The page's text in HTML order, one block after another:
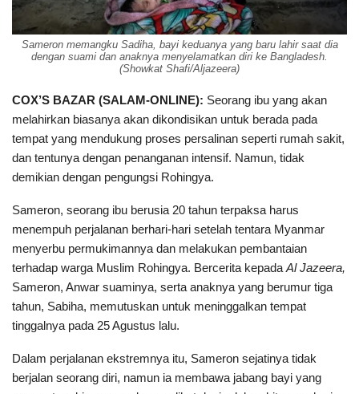
Sameron memangku Sadiha, bayi keduanya yang baru lahir saat dia
dengan suami dan anaknya menyelamatkan diri ke Bangladesh.
(Showkat Shafi/Aljazeera)
COX’S BAZAR (SALAM-ONLINE): Seorang ibu yang akan
melahirkan biasanya akan dikondisikan untuk berada pada
tempat yang mendukung proses persalinan seperti rumah sakit,
dan tentunya dengan penanganan intensif. Namun, tidak
demikian dengan pengungsi Rohingya.
Sameron, seorang ibu berusia 20 tahun terpaksa harus
menempuh perjalanan berhari-hari setelah tentara Myanmar
menyerbu permukimannya dan melakukan pembantaian
terhadap warga Muslim Rohingya. Bercerita kepada Al Jazeera,
Sameron, Anwar suaminya, serta anaknya yang berumur tiga
tahun, Sabiha, memutuskan untuk meninggalkan tempat
tinggalnya pada 25 Agustus lalu.
Dalam perjalanan ekstremnya itu, Sameron sejatinya tidak
berjalan seorang diri, namun ia membawa jabang bayi yang